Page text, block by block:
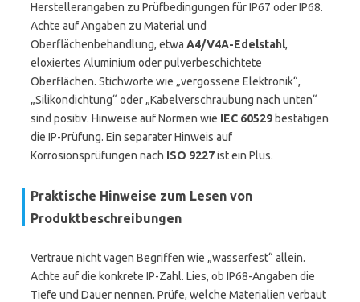
Herstellerangaben zu Prüfbedingungen für IP67 oder IP68.
Achte auf Angaben zu Material und
Oberflächenbehandlung, etwa A4/V4A-Edelstahl,
eloxiertes Aluminium oder pulverbeschichtete
Oberflächen. Stichworte wie „vergossene Elektronik“,
„Silikondichtung“ oder „Kabelverschraubung nach unten“
sind positiv. Hinweise auf Normen wie IEC 60529 bestätigen
die IP-Prüfung. Ein separater Hinweis auf
Korrosionsprüfungen nach ISO 9227ist ein Plus.
Praktische Hinweise zum Lesen von
Produktbeschreibungen
Vertraue nicht vagen Begriffen wie „wasserfest“ allein.
Achte auf die konkrete IP-Zahl. Lies, ob IP68-Angaben die
Tiefe und Dauer nennen. Prüfe, welche Materialien verbaut